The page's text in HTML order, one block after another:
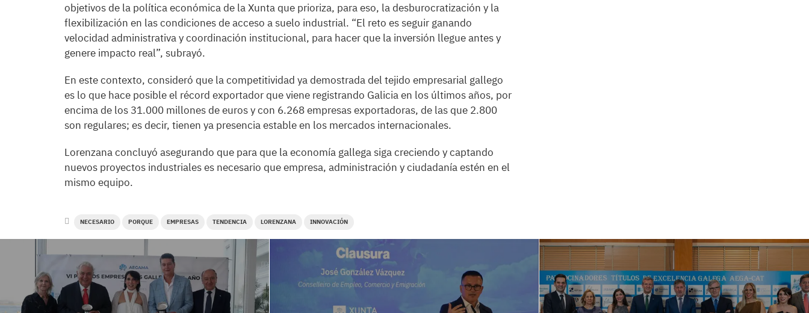
objetivos de la política económica de la Xunta que prioriza, para eso, la desburocratización y la
flexibilización en las condiciones de acceso a suelo industrial. “El reto es seguir ganando
velocidad administrativa y coordinación institucional, para hacer que la inversión llegue antes y
genere impacto real”, subrayó.
En este contexto, consideró que la competitividad ya demostrada del tejido empresarial gallego
es lo que hace posible el récord exportador que viene registrando Galicia en los últimos años, por
encima de los 31.000 millones de euros y con 6.268 empresas exportadoras, de las que 2.800
son regulares; es decir, tienen ya presencia estable en los mercados internacionales.
Lorenzana concluyó asegurando que para que la economía gallega siga creciendo y captando
nuevos proyectos industriales es necesario que empresa, administración y ciudadanía estén en el
mismo equipo.
NECESARIO PORQUE EMPRESAS TENDENCIA LORENZANA INNOVACIÓN